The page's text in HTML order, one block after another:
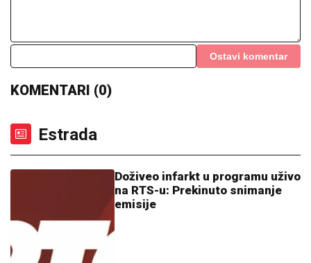
marihuane u ilegalnoj laboratoriji: Uhapšeno 6 osoba
(FOTO, VIDEO)
DRAGAN STANKOVIĆ Milioni su u
pitanju, a Jovana Jeremić tvrdi: "U
dugovima je"
GLUMICA SA GASTOZOM I ANĐELOM
NA MALDIVIMA!
Trčkaraju po pesku, golišava tela u